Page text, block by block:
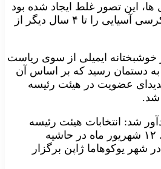
ها، این تصور غلط ایجاد شده بود
که ایران شانس کسب کرسی آسیایی را تا ۴ سال دیگر از
خوشبختانه ایمیلی از سوی ریاست
به دستمان رسید که بر اساس آن
عضویت در هیئت رئیسه
شد.
شد: انتخابات هیئت رئیسه
کنفدراسیون کاراته آسیا، ۱۲ شهریور ماه در حاشیه
شهر یوکوهاما ژاپن برگزار